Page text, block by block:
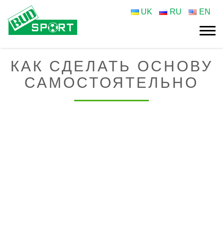
UK RU EN
КАК СДЕЛАТЬ ОСНОВУ
САМОСТОЯТЕЛЬНО